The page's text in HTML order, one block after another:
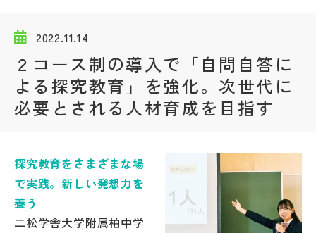
学校動画
私学探検隊
説明会・イベント情報
よみもの
2022.11.14
２コース制の導入で「自問自答に
よる探究教育」を強化。次世代に
必要とされる人材育成を目指す
探究教育をさまざまな場
で実践。新しい発想力を
養う
二松学舎大学附属柏中学